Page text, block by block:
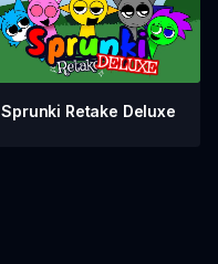
Sprunki Retake Deluxe